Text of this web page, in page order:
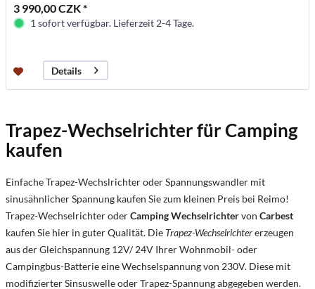
3 990,00 CZK *
1 sofort verfügbar. Lieferzeit 2-4 Tage.
Details
Trapez-Wechselrichter für Camping
kaufen
Einfache Trapez-Wechslrichter oder Spannungswandler mit
sinusähnlicher Spannung kaufen Sie zum kleinen Preis bei Reimo!
Trapez-Wechselrichter oderCamping Wechselrichtervon Carbest
kaufen Sie hier in guter Qualität. Die Trapez-Wechselrichtererzeugen
aus der Gleichspannung 12V/ 24V Ihrer Wohnmobil- oder
Campingbus-Batterie eine Wechselspannung von 230V. Diese mit
modifizierter Sinsuswelle oder Trapez-Spannung abgegeben werden.